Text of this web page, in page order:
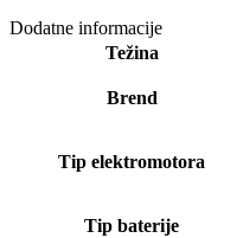
Dodatne informacije
Težina
Brend
Tip elektromotora
Tip baterije